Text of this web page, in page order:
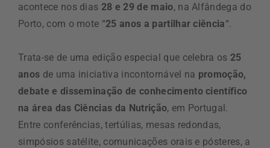
acontece nos dias 28 e 29 de maio, na Alfândega do
Porto, com o mote “25 anos a partilhar ciência“.
Trata-se de uma edição especial que celebra os25
anos de uma iniciativa incontornável na promoção,
debate e disseminação de conhecimento científico
na área das Ciências da Nutrição, em Portugal.
Entre conferências, tertúlias, mesas redondas,
simpósios satélite, comunicações orais e pósteres, a